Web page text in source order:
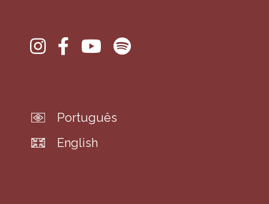
Português
English